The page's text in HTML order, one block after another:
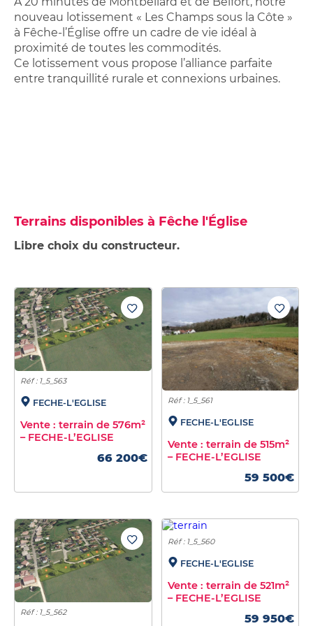
nouveau lotissement « Les Champs sous la Côte »
à Fêche-l’Église offre un cadre de vie idéal à
proximité de toutes les commodités.
Ce lotissement vous propose l’alliance parfaite
entre tranquillité rurale et connexions urbaines.
Terrains disponibles à Fêche l'Église
Libre choix du constructeur.
Réf : 1_5_563
FECHE-L'EGLISE
Vente : terrain de 576m²
– FECHE-L’EGLISE
66 200€
Réf : 1_5_561
FECHE-L'EGLISE
Vente : terrain de 515m²
– FECHE-L’EGLISE
59 500€
Réf : 1_5_562
Réf : 1_5_560
FECHE-L'EGLISE
Vente : terrain de 521m²
– FECHE-L’EGLISE
59 950€